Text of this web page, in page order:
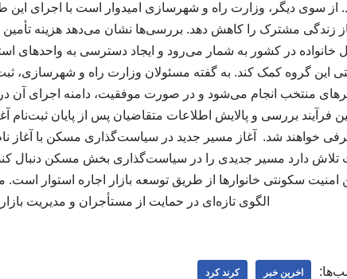
از سوی دیگر، وزارت راه و شهرسازی امیدوار است با اجرای این
زندگی مشترک را کاهش دهد. بررسی‌ها نشان می‌دهد هزینه
خانواده در کشور به شمار می‌رود و ایجاد دسترسی به واحدهای
این گروه کمک کند. به گفته مسئولان وزارت راه و شهرسازی،
منتخب انجام می‌شود و در صورت موفقیت، دامنه اجرای آن
فرآیند بررسی و پالایش اطلاعات متقاضیان پس از پایان
خواهند شد. آغاز مسیر جدید در سیاست‌گذاری مسکن با آغاز
تلاش دارد مسیر جدیدی را در سیاست‌گذاری بخش مسکن دنبال
امنیت سکونتی خانوارها از طریق توسعه بازار اجاره استوار
الگوی تازه‌ای در حمایت از مستأجران و مدیریت بازار
اخرین خبر کرند کرد